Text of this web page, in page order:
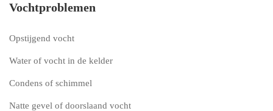
Vochtproblemen
Opstijgend vocht
Water of vocht in de kelder
Condens of schimmel
Natte gevel of doorslaand vocht